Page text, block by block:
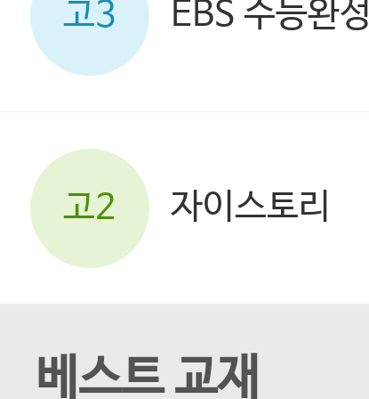
고3 EBS 수능완성
고2 자이스토리
베스트 교재